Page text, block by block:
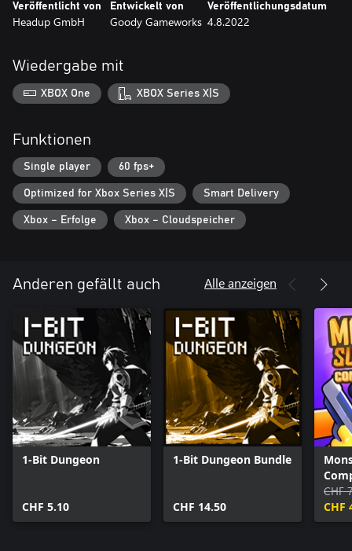
dich zu stoppen![Textflussumbruch]Mit jedem Versuch wird dein
Giga mächtiger, bis du es endlich zu den abwechslungsreichen,
Levels erwarten.
Schließe Quests ab, umsorge dein Giga in Tamagotchi-ähnlichen
Minispielen, entdecke Geheimnisse, um dein Giga und sein
Begleiter frei, die mit dir auf die Reise gehen.
Gigapocalypse ist laut, Punk, Metal, Anarchie und eine
Liebeserklärung an Film- und Spieleklassiker. Es ist ein Spiel für
das Kind in uns allen.
Veröffentlicht von
Headup GmbH
Entwickelt von
Goody Gameworks
Veröffentlichungsdatum
4.8.2022
Wiedergabe mit
XBOX One XBOX Series X|S
Funktionen
Single player 60 fps+
Optimized for Xbox Series X|S Smart Delivery
Xbox – Erfolge Xbox – Cloudspeicher
Anderen gefällt auch Alle anzeigen
1-Bit Dungeon
CHF 5.10
1-Bit Dungeon Bundle
CHF 14.50
CHF
CHF